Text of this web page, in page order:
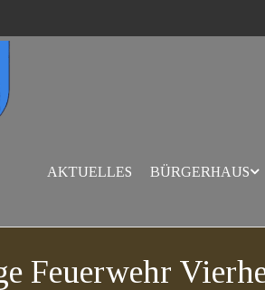
AKTUELLES BÜRGERHAUS
Feuerwehr